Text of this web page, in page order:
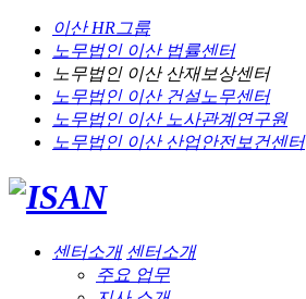
이산 HR그룹
노무법인 이산법률센터
노무법인 이산산재보상센터
노무법인 이산건설노무센터
노무법인 이산노사관계연구원
노무법인 이산산업안전보건센터
센터소개 센터소개
주요 업무